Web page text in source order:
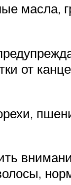
масла,
от